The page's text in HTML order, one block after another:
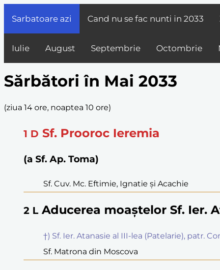
Sarbatoare azi Cand nu se fac nunti in 2033
Iulie August Septembrie Octombrie
Sărbători în Mai 2033
(ziua 14 ore, noaptea 10 ore)
1 D Sf. Prooroc Ieremia
(a Sf. Ap. Toma)
Sf. Cuv. Mc. Eftimie, Ignatie și Acachie
2 L Aducerea moaștelor Sf. Ier.
†) Sf. Ier. Atanasie al III-lea (Patelarie), patr.
Sf. Matrona din Moscova